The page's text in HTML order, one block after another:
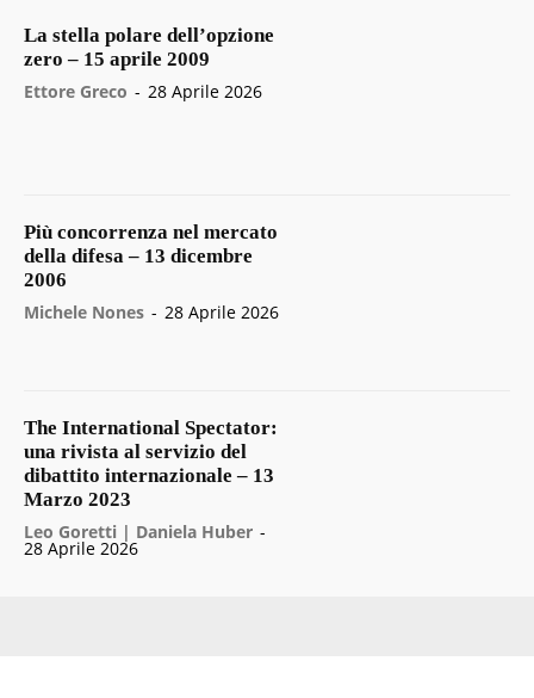
La stella polare dell’opzione
zero – 15 aprile 2009
Ettore Greco - 28 Aprile 2026
Più concorrenza nel mercato
della difesa – 13 dicembre
2006
Michele Nones - 28 Aprile 2026
The International Spectator:
una rivista al servizio del
dibattito internazionale – 13
Marzo 2023
Leo Goretti | Daniela Huber -
28 Aprile 2026